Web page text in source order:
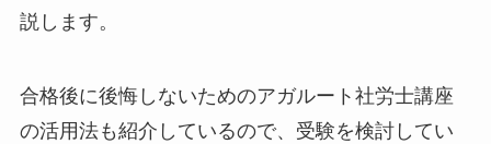
説します。
合格後に後悔しないためのアガルート社労士講座
の活用法も紹介しているので、受験を検討してい